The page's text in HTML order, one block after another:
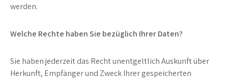
werden.
Welche Rechte haben Sie bezüglich Ihrer Daten?
Sie haben jederzeit das Recht unentgeltlich Auskunft über
Herkunft, Empfänger und Zweck Ihrer gespeicherten